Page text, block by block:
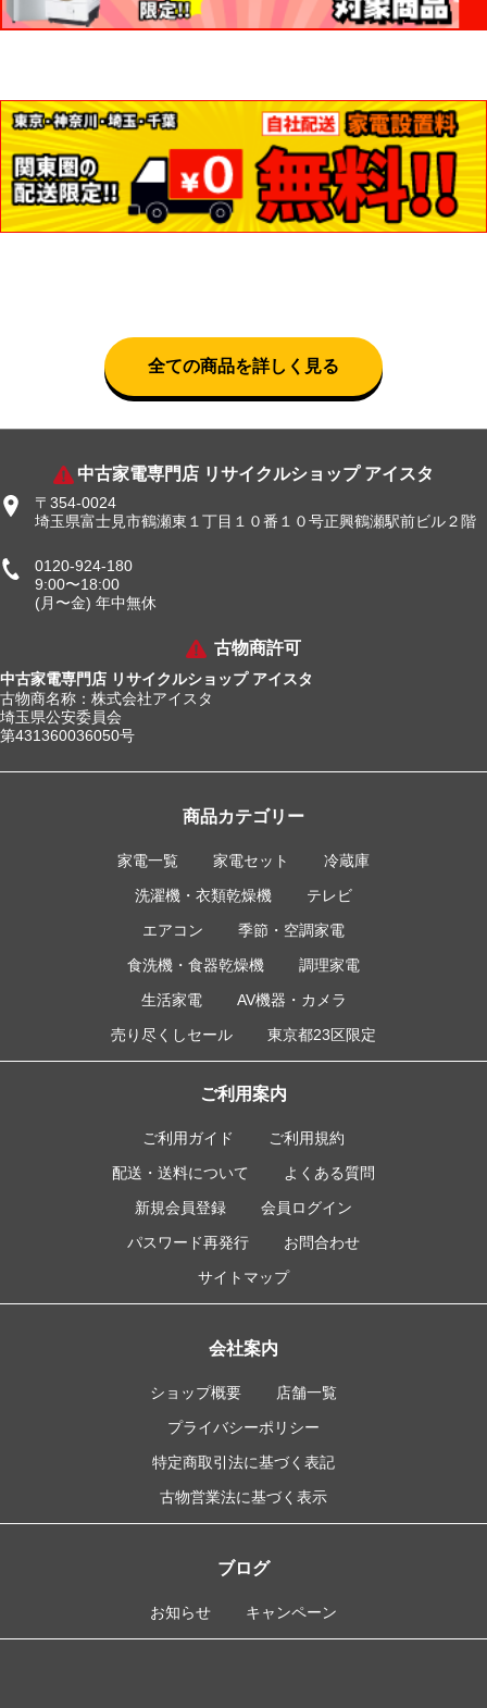
全ての商品を詳しく見る
中古家電専門店 リサイクルショップ アイスタ
〒354-0024
埼玉県富士見市鶴瀬東１丁目１０番１０号正興鶴瀬駅前ビル２階
0120-924-180
9:00〜18:00
(月〜金) 年中無休
古物商許可
中古家電専門店 リサイクルショップ アイスタ
古物商名称：株式会社アイスタ
埼玉県公安委員会
第431360036050号
商品カテゴリー
家電一覧 家電セット
冷蔵庫
洗濯機・衣類乾燥機
テレビ
エアコン
季節・空調家電
食洗機・食器乾燥機
調理家電
生活家電
AV機器・カメラ
売り尽くしセール
東京都23区限定
ご利用案内
ご利用ガイド
ご利用規約
配送・送料について
よくある質問
新規会員登録
会員ログイン
パスワード再発行
お問合わせ
サイトマップ
会社案内
ショップ概要
店舗一覧
プライバシーポリシー
特定商取引法に基づく表記
古物営業法に基づく表示
ブログ
お知らせ キャンペーン